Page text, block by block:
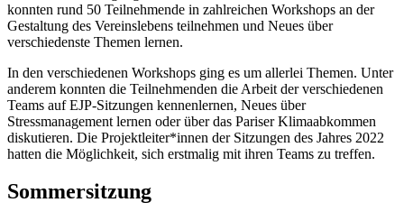
konnten rund 50 Teilnehmende in zahlreichen Workshops an der
Gestaltung des Vereinslebens teilnehmen und Neues über
verschiedenste Themen lernen.
In den verschiedenen Workshops ging es um allerlei Themen. Unter
anderem konnten die Teilnehmenden die Arbeit der verschiedenen
Teams auf EJP-Sitzungen kennenlernen, Neues über
Stressmanagement lernen oder über das Pariser Klimaabkommen
diskutieren. Die Projektleiter*innen der Sitzungen des Jahres 2022
hatten die Möglichkeit, sich erstmalig mit ihren Teams zu treffen.
Sommersitzung